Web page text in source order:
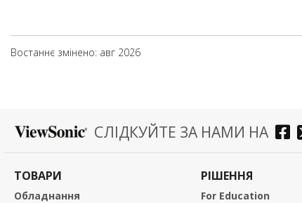
Востаннє змінено: авг 2026
СЛІДКУЙТЕ ЗА НАМИ НА
ТОВАРИ
Обладнання
РІШЕННЯ
For Education